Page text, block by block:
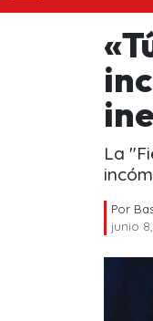
La
Por
junio